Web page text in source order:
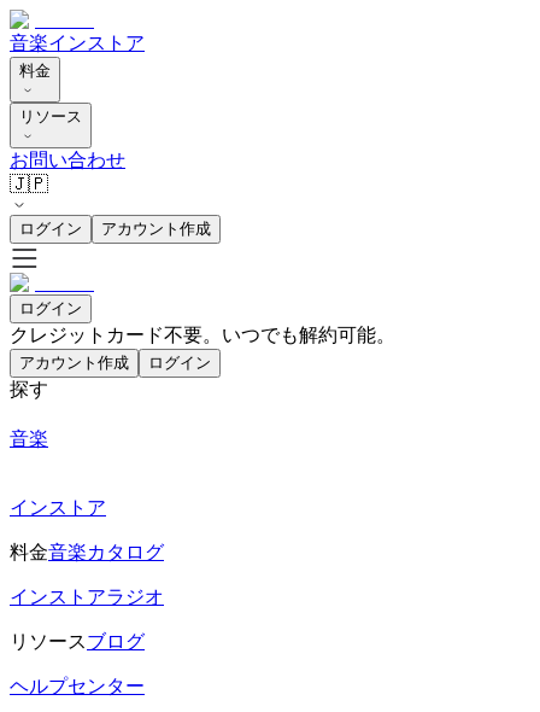
音楽インストア
料金
リソース
お問い合わせ
🇯🇵
ログイン アカウント作成
ログイン
クレジットカード不要。いつでも解約可能。
アカウント作成 ログイン
探す
音楽
インストア
料金音楽カタログ
インストアラジオ
リソースブログ
ヘルプセンター